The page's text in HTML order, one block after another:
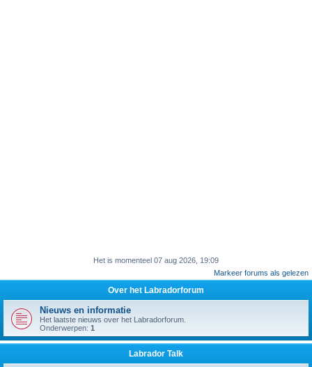
Het is momenteel 07 aug 2026, 19:09
Markeer forums als gelezen
Over het Labradorforum
Nieuws en informatie
Het laatste nieuws over het Labradorforum.
Onderwerpen: 1
Labrador Talk